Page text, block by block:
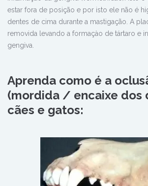
estar fora de posição e por isto ele não é
dentes de cima durante a mastigação. A
removida levando a formaçào de tártaro e
gengiva.
Aprenda como é a
(mordida / encaixe dos
cães e gatos: